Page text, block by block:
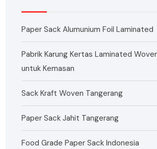
Paper Sack Alumunium Foil Laminated
Pabrik Karung Kertas Laminated
untuk Kemasan
Sack Kraft Woven Tangerang
Paper Sack Jahit Tangerang
Food Grade Paper Sack Indonesia